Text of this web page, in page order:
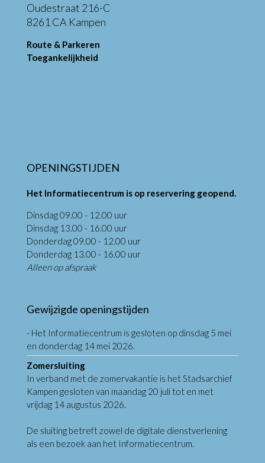
Oudestraat 216-C
8261 CA Kampen
Route & Parkeren
Toegankelijkheid
OPENINGSTIJDEN
Het Informatiecentrum is op reservering geopend.
Dinsdag 09.00 - 12.00 uur
Dinsdag 13.00 - 16.00 uur
Donderdag 09.00 - 12.00 uur
Donderdag 13.00 - 16.00 uur
Alleen op afspraak
Gewijzigde openingstijden
- Het Informatiecentrum is gesloten op dinsdag 5 mei
en donderdag 14 mei 2026.
Zomersluiting
In verband met de zomervakantie is het Stadsarchief
Kampen gesloten van maandag 20 juli tot en met
vrijdag 14 augustus 2026.
De sluiting betreft zowel de digitale dienstverlening
als een bezoek aan het Informatiecentrum.